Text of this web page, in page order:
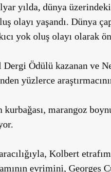
yılda, dünya
olayı yaşandı. Dünya
yok oluş olayı olarak
Ödülü kazanan ve
yüzlerce
kurbağası, marangoz
Kolbert
evrimini, Georges